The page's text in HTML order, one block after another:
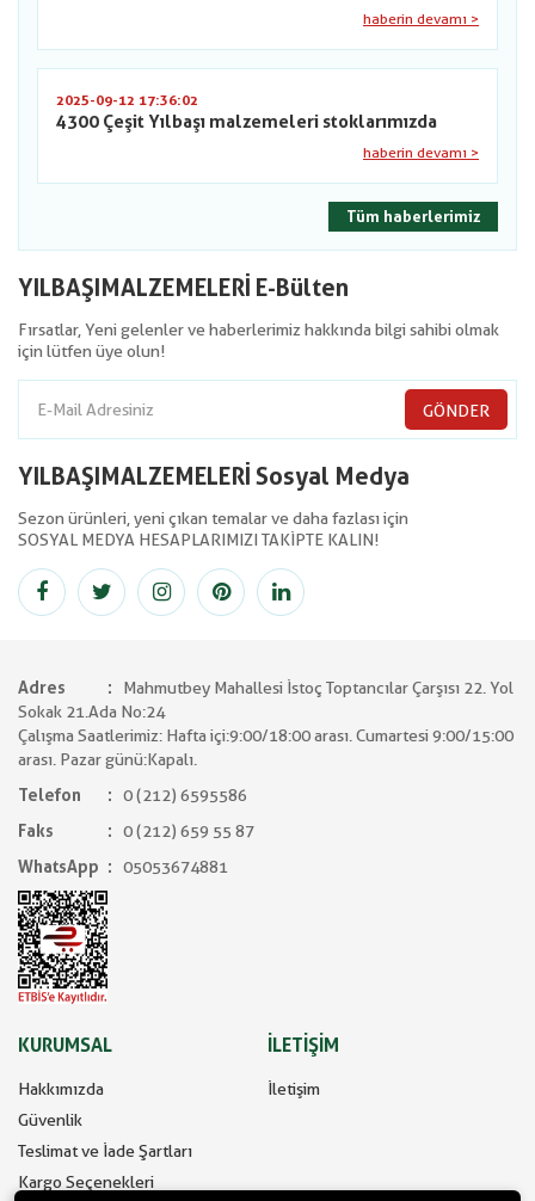
haberin devamı >
2025-09-12 17:36:02
4300 Çeşit Yılbaşı malzemeleri stoklarımızda
haberin devamı >
Tüm haberlerimiz
YILBAŞIMALZEMELERİ E-Bülten
Fırsatlar, Yeni gelenler ve haberlerimiz hakkında bilgi sahibi olmak
için lütfen üye olun!
GÖNDER
YILBAŞIMALZEMELERİ Sosyal Medya
Sezon ürünleri, yeni çıkan temalar ve daha fazlası için
SOSYAL MEDYA HESAPLARIMIZI TAKİPTE KALIN!
Adres
Mahmutbey Mahallesi İstoç Toptancılar Çarşısı 22. Yol
Sokak 21.Ada No:24
Çalışma Saatlerimiz: Hafta içi:9:00/18:00 arası. Cumartesi 9:00/15:00
arası. Pazar günü:Kapalı.
Telefon
0 (212) 6595586
Faks
0 (212) 659 55 87
WhatsApp
05053674881
KURUMSAL
Hakkımızda
Güvenlik
Teslimat ve İade Şartları
Kargo Seçenekleri
İLETİŞİM
İletişim